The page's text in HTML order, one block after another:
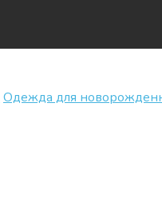
Одежда для